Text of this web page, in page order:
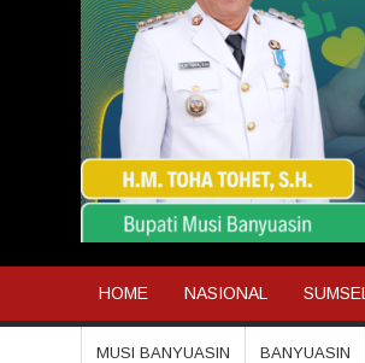
HOME NASIONAL SUMSEL
MUSI BANYUASIN BANYUASIN